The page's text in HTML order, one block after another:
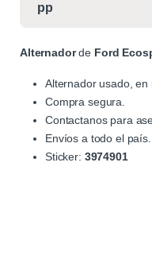
Alternadorde Ford
Alternador usado,
Compra segura.
Contactanos para
Envíos a todo el país.
Sticker: 3974901